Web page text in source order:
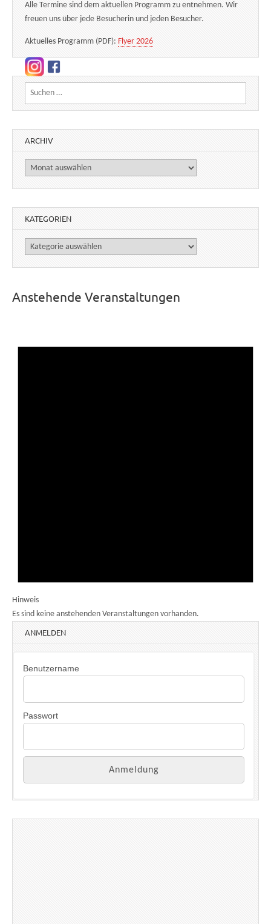
Alle Termine sind dem aktuellen Programm zu entnehmen. Wir
freuen uns über jede Besucherin und jeden Besucher.
Aktuelles Programm (PDF): Flyer 2026
Suchen nach:
ARCHIV
Archiv
KATEGORIEN
Kategorien
Anstehende Veranstaltungen
Hinweis
Es sind keine anstehenden Veranstaltungen vorhanden.
ANMELDEN
Benutzername
Passwort